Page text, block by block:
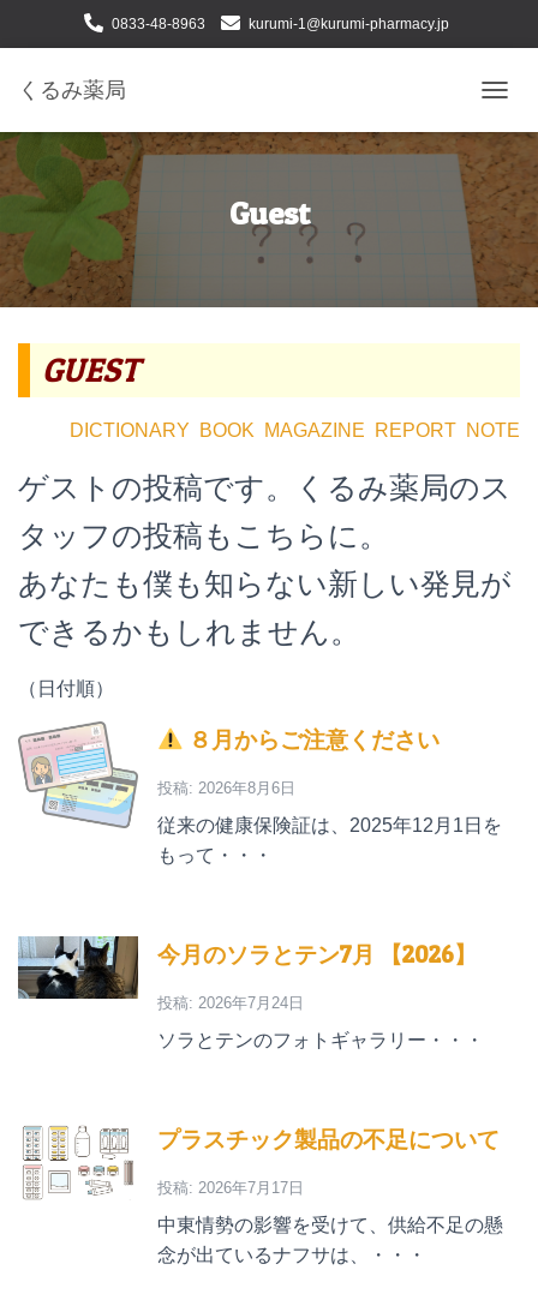
0833-48-8963 kurumi-1@kurumi-pharmacy.jp
くるみ薬局
ビ
ゲ
ー
シ
切
Guest
GUEST
DICTIONARY BOOK MAGAZINE REPORT NOTE
ゲストの投稿です。くるみ薬局のス
タッフの投稿もこちらに。
あなたも僕も知らない新しい発見が
できるかもしれません。
（日付順）
８月からご注意ください
投稿: 2026年8月6日
従来の健康保険証は、2025年12月1日を
もって・・・
今月のソラとテン7月 【2026】
投稿: 2026年7月24日
ソラとテンのフォトギャラリー・・・
プラスチック製品の不足について
投稿: 2026年7月17日
中東情勢の影響を受けて、供給不足の懸
念が出ているナフサは、・・・